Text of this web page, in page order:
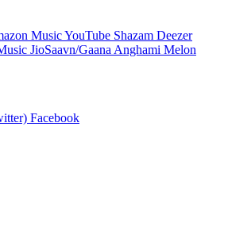
MusicYouTube Shazam Deezer
JioSaavn/Gaana Anghami Melon
Facebook